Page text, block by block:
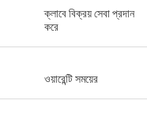
ক্লাবে বিক্রয় সেবা প্রদান
করে
ওয়ারেন্টি সময়ের